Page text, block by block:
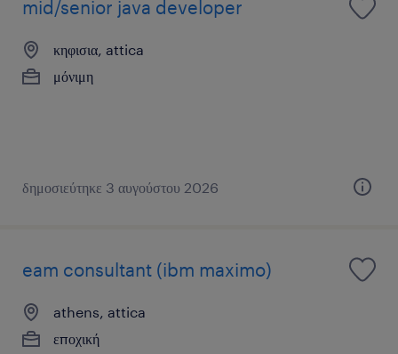
mid/senior java developer
κηφισια, attica
μόνιμη
δημοσιεύτηκε 3 αυγούστου 2026
eam consultant (ibm maximo)
athens, attica
εποχική